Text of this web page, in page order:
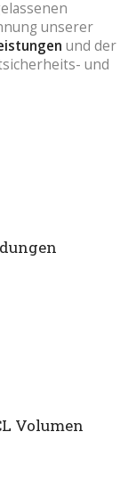
unserer
und der
und
Volumen